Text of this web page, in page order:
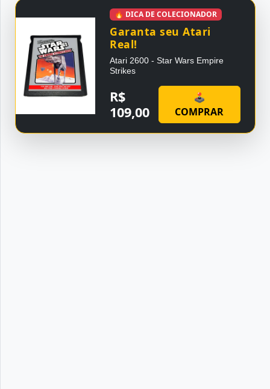
🔥 DICA DE COLECIONADOR
Garanta seu Atari
Real!
Atari 2600 - Star Wars Empire
Strikes
R$
109,00
🕹
COMPRAR